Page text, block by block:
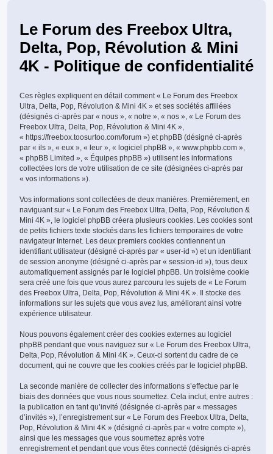
Le Forum des Freebox Ultra,
Delta, Pop, Révolution & Mini
4K - Politique de confidentialité
Ces règles expliquent en détail comment « Le Forum des Freebox
Ultra, Delta, Pop, Révolution & Mini 4K » et ses sociétés affiliées
(désignés ci-après par « nous », « notre », « nos », « Le Forum des
Freebox Ultra, Delta, Pop, Révolution & Mini 4K »,
« https://freebox.toosurtoo.com/forum ») et phpBB (désigné ci-après
par « ils », « eux », « leur », « logiciel phpBB », « www.phpbb.com »,
« phpBB Limited », « Équipes phpBB ») utilisent les informations
collectées lors de votre utilisation de ce site (désignées ci-après par
« vos informations »).
Vos informations sont collectées de deux manières. Premièrement, en
naviguant sur « Le Forum des Freebox Ultra, Delta, Pop, Révolution &
Mini 4K », le logiciel phpBB créera plusieurs cookies. Les cookies sont
de petits fichiers texte stockés dans les fichiers temporaires de votre
navigateur Internet. Les deux premiers cookies contiennent un
identifiant utilisateur (désigné ci-après par « user-id ») et un identifiant
de session anonyme (désigné ci-après par « session-id »), tous deux
automatiquement assignés par le logiciel phpBB. Un troisième cookie
sera créé une fois que vous aurez parcouru les sujets de « Le Forum
des Freebox Ultra, Delta, Pop, Révolution & Mini 4K ». Il stocke des
informations sur les sujets que vous avez lus, améliorant ainsi votre
expérience utilisateur.
Nous pouvons également créer des cookies externes au logiciel
phpBB pendant que vous naviguez sur « Le Forum des Freebox Ultra,
Delta, Pop, Révolution & Mini 4K ». Ceux-ci sortent du cadre de ce
document, qui ne couvre que les cookies créés par le logiciel phpBB.
La seconde manière de collecter des informations s’effectue par le
biais des données que vous nous soumettez. Cela inclut, entre autres :
la publication en tant qu’invité (désignée ci-après par « messages
d’invités »), l’enregistrement sur « Le Forum des Freebox Ultra, Delta,
Pop, Révolution & Mini 4K » (désigné ci-après par « votre compte »),
ainsi que les messages que vous soumettez après votre
enregistrement et pendant que vous êtes connecté (désignés ci-après